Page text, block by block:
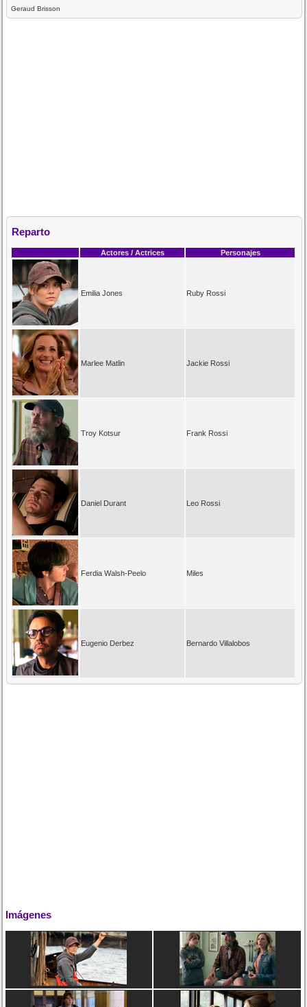
Geraud Brisson
Reparto
Actores / Actrices Personajes
Emilia Jones Ruby Rossi
Marlee Matlin Jackie Rossi
Troy Kotsur Frank Rossi
Daniel Durant Leo Rossi
Ferdia Walsh-Peelo Miles
Eugenio Derbez Bernardo Villalobos
Imágenes